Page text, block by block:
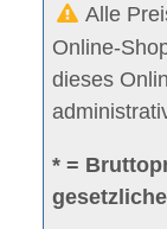
Alle
Online-
dieses
* =